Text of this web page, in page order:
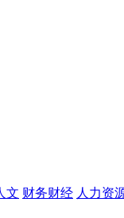
文 财务财经 人力资